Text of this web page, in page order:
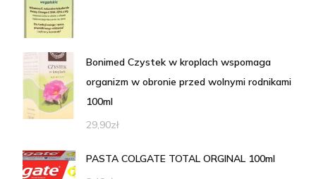
Bonimed Czystek w kroplach wspomaga
organizm w obronie przed wolnymi rodnikami
100ml
29,90zł
PASTA COLGATE TOTAL ORGINAL 100ml